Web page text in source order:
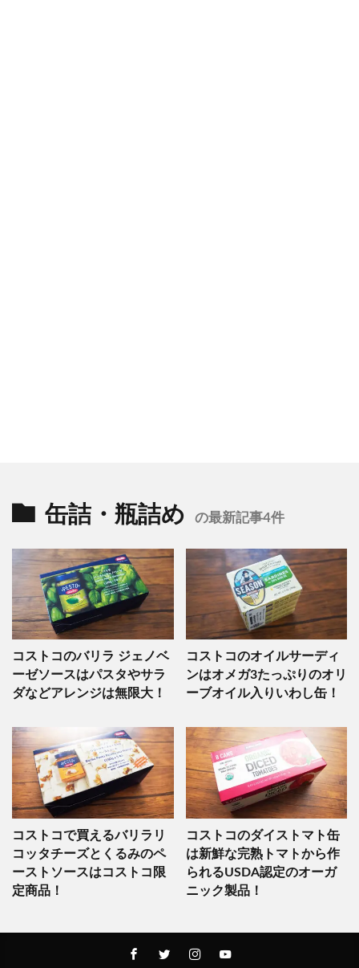
缶詰・瓶詰め の最新記事4件
コストコのバリラ ジェノベ
ーゼソースはパスタやサラ
ダなどアレンジは無限大！
コストコのオイルサーディ
ンはオメガ3たっぷりのオリ
ーブオイル入りいわし缶！
コストコで買えるバリラリ
コッタチーズとくるみのペ
ーストソースはコストコ限
定商品！
コストコのダイストマト缶
は新鮮な完熟トマトから作
られるUSDA認定のオーガ
ニック製品！